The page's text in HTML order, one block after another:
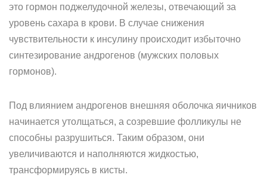
это гормон поджелудочной железы, отвечающий за
уровень сахара в крови. В случае снижения
чувствительности к инсулину происходит избыточно
синтезирование андрогенов (мужских половых
гормонов).
Под влиянием андрогенов внешняя оболочка яичников
начинается утолщаться, а созревшие фолликулы не
способны разрушиться. Таким образом, они
увеличиваются и наполняются жидкостью,
трансформируясь в кисты.